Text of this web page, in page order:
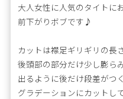
大人女性に人気のタイトに
前下がりボブです♪
カットは襟足ギリギリの長
後頭部の部分だけ少し膨ら
出るように後だけ段差がつ
グラデーションにカットし